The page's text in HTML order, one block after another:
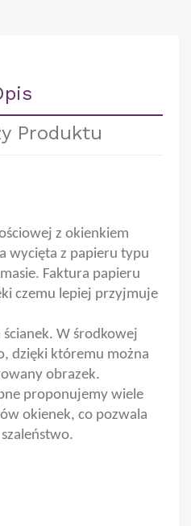
Produktu
z okienkiem
wycięta z papieru typu
Faktura papieru
czemu lepiej przyjmuje
ścianek. W środkowej
dzięki któremu można
obrazek.
proponujemy wiele
okienek, co pozwala